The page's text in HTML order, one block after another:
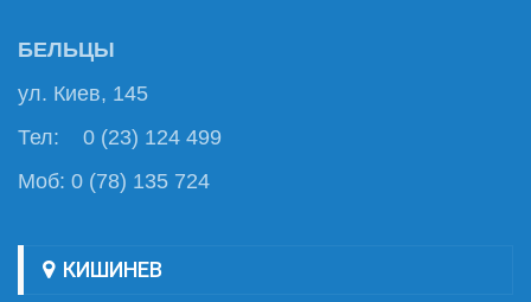
БЕЛЬЦЫ
ул. Киев, 145
Тел: 0 (23) 124 499
Моб: 0 (78) 135 724
КИШИНЕВ